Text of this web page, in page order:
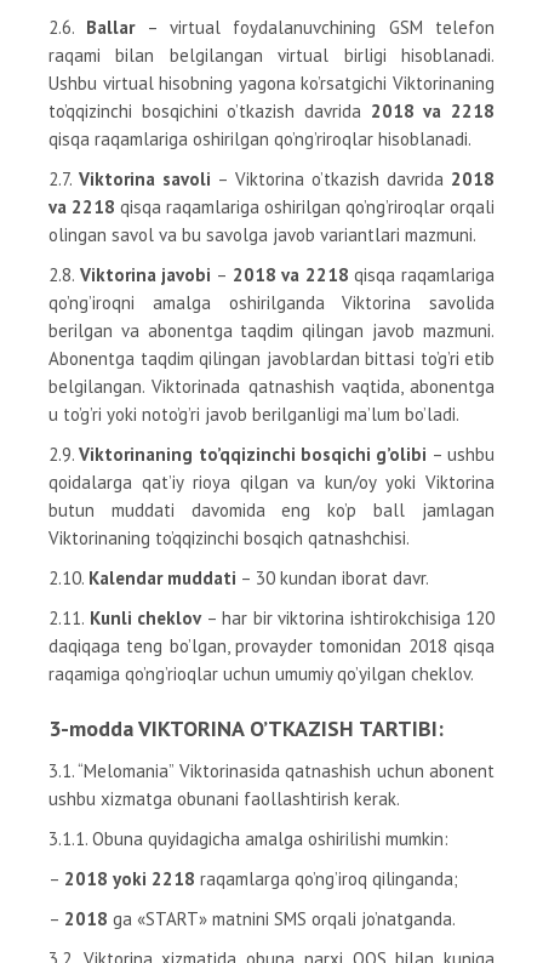
2.6. Ballar– virtual foydalanuvchining GSM telefon
raqami bilan belgilangan virtual birligi hisoblanadi.
Ushbu virtual hisobning yagona ko’rsatgichi Viktorinaning
to’qqizinchi bosqichini o’tkazish davrida 2018 va 2218
qisqa raqamlariga oshirilgan qo’ng’riroqlar hisoblanadi.
2.7. Viktorina savoli – Viktorina o’tkazish davrida 2018
va 2218 qisqa raqamlariga oshirilgan qo’ng’riroqlar orqali
olingan savol va bu savolga javob variantlari mazmuni.
2.8. Viktorina javobi – 2018 va 2218 qisqa raqamlariga
qo’ng’iroqni amalga oshirilganda Viktorina savolida
berilgan va abonentga taqdim qilingan javob mazmuni.
Abonentga taqdim qilingan javoblardan bittasi to’g’ri etib
belgilangan. Viktorinada qatnashish vaqtida, abonentga
u to’g’ri yoki noto’g’ri javob berilganligi ma’lum bo’ladi.
2.9.Viktorinaning to’qqizinchi bosqichi g’olibi – ushbu
qoidalarga qat’iy rioya qilgan va kun/oy yoki Viktorina
butun muddati davomida eng ko’p ball jamlagan
Viktorinaning to’qqizinchi bosqich qatnashchisi.
2.10. Kalendar muddati – 30 kundan iborat davr.
2.11. Kunli cheklov– har bir viktorina ishtirokchisiga 120
daqiqaga teng bo’lgan, provayder tomonidan 2018 qisqa
raqamiga qo’ng’rioqlar uchun umumiy qo’yilgan cheklov.
3-modda VIKTORINA O’TKAZISH TARTIBI:
3.1. “Melomania” Viktorinasida qatnashish uchun abonent
ushbu xizmatga obunani faollashtirish kerak.
3.1.1. Obuna quyidagicha amalga oshirilishi mumkin:
– 2018 yoki 2218 raqamlarga qo’ng’iroq qilinganda;
– 2018 ga «START» matnini SMS orqali jo’natganda.